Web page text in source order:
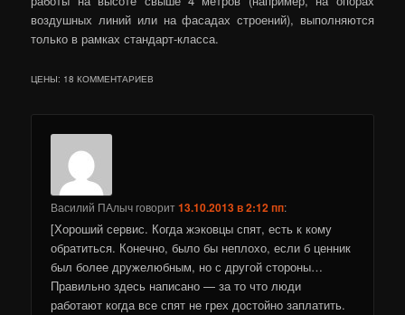
воздушных линий или на фасадах строений), выполняются
только в рамках стандарт-класса.
ЦЕНЫ: 18 КОММЕНТАРИЕВ
Василий ПАлычговорит13.10.2013 в 2:12 пп:
[Хороший сервис. Когда жэковцы спят, есть к кому
обратиться. Конечно, было бы неплохо, если б ценник
был более дружелюбным, но с другой стороны…
Правильно здесь написано — за то что люди
работают когда все спят не грех достойно заплатить.